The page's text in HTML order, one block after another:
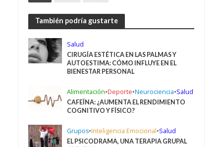
También podría gustarte
Salud
CIRUGÍA ESTÉTICA EN LAS PALMAS Y
AUTOESTIMA: CÓMO INFLUYE EN EL
BIENESTAR PERSONAL
Alimentación•Deporte•Neurociencia•Salud
CAFEÍNA: ¿AUMENTA EL RENDIMIENTO
COGNITIVO Y FÍSICO?
Grupos•Inteligencia Emocional•Salud
EL PSICODRAMA, UNA TERAPIA GRUPAL